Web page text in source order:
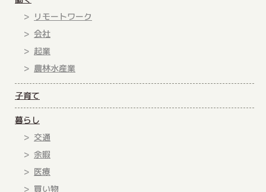
リモートワーク
会社
起業
農林水産業
子育て
暮らし
交通
余暇
医療
買い物